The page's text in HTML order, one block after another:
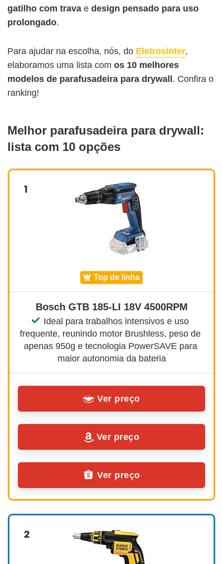
gatilho com trava e design pensado para uso
prolongado.
Para ajudar na escolha, nós, do Eletrosinter,
elaboramos uma lista com os 10 melhores
modelos de parafusadeira para drywall. Confira o
ranking!
Melhor parafusadeira para drywall:
lista com 10 opções
1
top de linha
Bosch GTB 185-LI 18V 4500RPM
Ideal para trabalhos intensivos e uso
frequente, reunindo motor Brushless, peso de
apenas 950g e tecnologia PowerSAVE para
maior autonomia da bateria
Ver preço
Ver preço
Ver preço
2